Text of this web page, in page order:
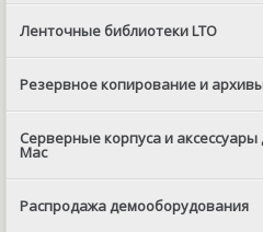
Ленточные библиотеки LTO
Резервное копирование и
Серверные корпуса и аксессуары
Mac
Распродажа демооборудования